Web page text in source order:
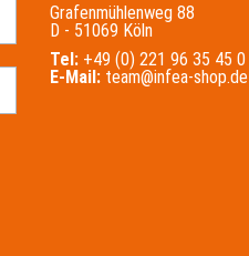
Grafenmühlenweg 88
D - 51069 Köln
Tel: +49 (0) 221 96 35 45 0
E-Mail: team@infea-shop.de